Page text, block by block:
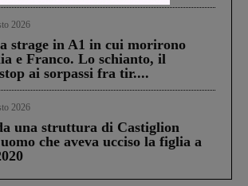
2026
strage in A1 in cui morirono
e Franco. Lo schianto, il
ai sorpassi fra tir....
2026
una struttura di Castiglion
che aveva ucciso la figlia a